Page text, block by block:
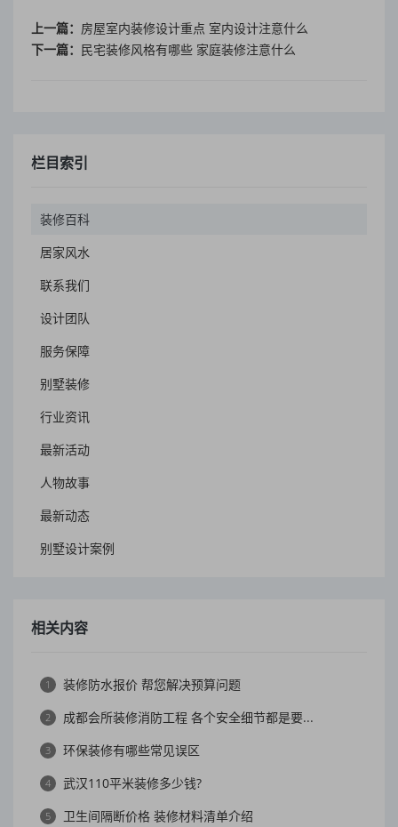
上一篇： 房屋室内装修设计重点 室内设计注意什么
下一篇： 民宅装修风格有哪些 家庭装修注意什么
栏目索引
装修百科
居家风水
联系我们
设计团队
服务保障
别墅装修
行业资讯
最新活动
人物故事
最新动态
别墅设计案例
相关内容
1 装修防水报价 帮您解决预算问题
2 成都会所装修消防工程 各个安全细节都是要...
3 环保装修有哪些常见误区
4 武汉110平米装修多少钱?
5 卫生间隔断价格 装修材料清单介绍